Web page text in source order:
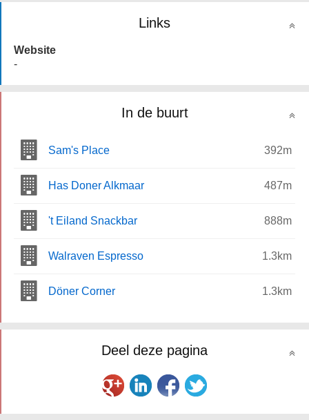
Links
Website
-
In de buurt
Sam's Place 392m
Has Doner Alkmaar 487m
't Eiland Snackbar 888m
Walraven Espresso 1.3km
Döner Corner 1.3km
Deel deze pagina